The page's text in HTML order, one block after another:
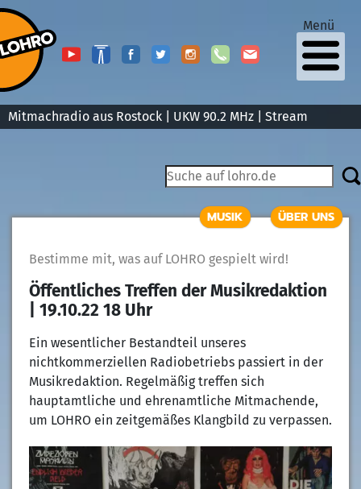
Mitmachradio aus Rostock | UKW 90.2 MHz | Stream
Menü
MUSIK ÜBER UNS
Bestimme mit, was auf LOHRO gespielt wird!
Öffentliches Treffen der Musikredaktion
| 19.10.22 18 Uhr
Ein wesentlicher Bestandteil unseres
nichtkommerziellen Radiobetriebs passiert in der
Musikredaktion. Regelmäßig treffen sich
hauptamtliche und ehrenamtliche Mitmachende,
um LOHRO ein zeitgemäßes Klangbild zu verpassen.